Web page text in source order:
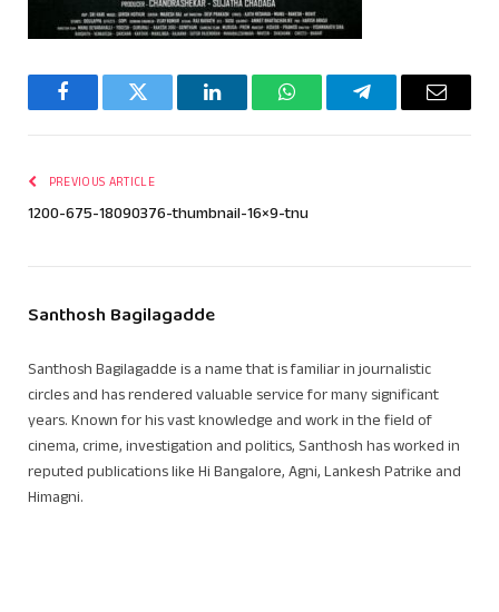
FacebookTwitter LinkedInWhatsAppTelegramEmail
PREVIOUS ARTICLE
1200-675-18090376-thumbnail-16×9-tnu
Santhosh Bagilagadde
Santhosh Bagilagadde is a name that is familiar in journalistic
circles and has rendered valuable service for many significant
years. Known for his vast knowledge and work in the field of
cinema, crime, investigation and politics, Santhosh has worked in
reputed publications like Hi Bangalore, Agni, Lankesh Patrike and
Himagni.